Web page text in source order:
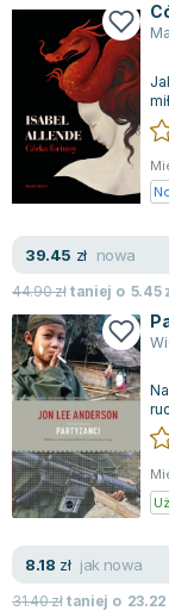
39.45 zł nowa
44.90złtaniej o 5.45
8.18 zł jak nowa
31.40złtaniej o 23.22